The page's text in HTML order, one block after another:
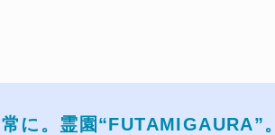
に。霊園“FUTAMIGAURA”。